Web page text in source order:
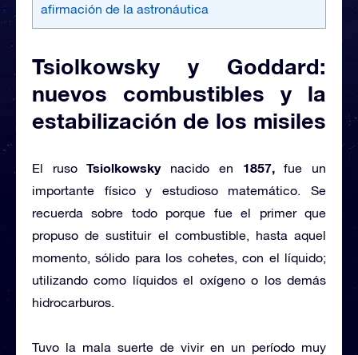
afirmación de la astronáutica
Tsiolkowsky y Goddard:
nuevos combustibles y la
estabilización de los misiles
El rusoTsiolkowskynacido en 1857,fue un
importante físico y estudioso matemático. Se
recuerda sobre todo porque fue el primer que
propuso de sustituir el combustible, hasta aquel
momento, sólido para los cohetes, con el líquido;
utilizando como líquidos el oxígeno o los demás
hidrocarburos.
Tuvo la mala suerte de vivir en un período muy